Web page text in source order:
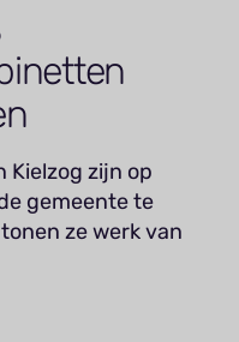
Kielzog zijn op
gemeente te
ze werk van